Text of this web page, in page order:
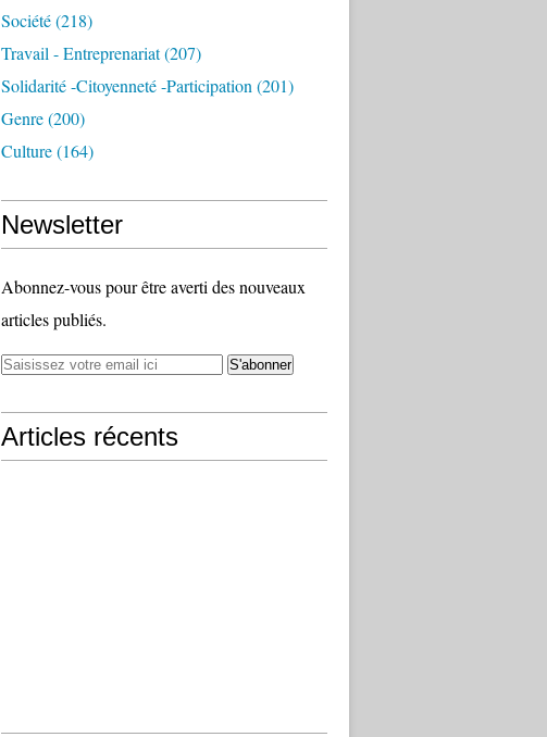
Société(218)
Travail - Entreprenariat(207)
Solidarité -citoyenneté -participation (201)
Genre(200)
Culture(164)
Newsletter
Abonnez-vous pour être averti des nouveaux
articles publiés.
Articles récents